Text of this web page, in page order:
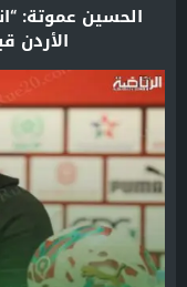
الحسين عموتة:
الأردن